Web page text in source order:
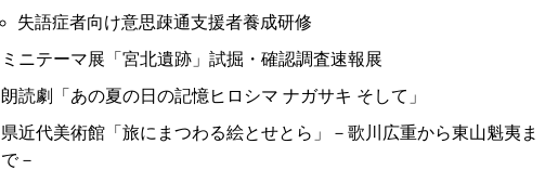
失語症者向け意思疎通支援者養成研修
ミニテーマ展「宮北遺跡」試掘・確認調査速報展
朗読劇「あの夏の日の記憶ヒロシマ ナガサキ そして」
県近代美術館「旅にまつわる絵とせとら」－歌川広重から東山魁夷ま
で－